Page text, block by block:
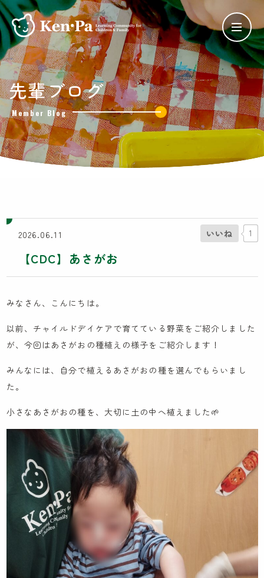
ケンパの保育
ケンパの各園
ケンパ西馬込園
ケンパ高田園
ケンパ池上園
ケンパ井の頭本園・分園
ケンパのNPO活動
Lunch Trip
木とのふれあい
イスラエル研修記
ケンパの採用
IR情報
お問い合わせ
園見学に関するお問い合わせ
採用に関するお問い合わせ
NPO会員専用ページはこちら
お知らせ
先輩職員による先輩ブログ
先輩ブログ
Member Blog
2026.06.11
【CDC】あさがお
いいね 1
みなさん、こんにちは。
以前、チャイルドデイケアで育てている野菜をご紹介しました
が、今回はあさがおの種植えの様子をご紹介します！
みんなには、自分で植えるあさがおの種を選んでもらいまし
た。
小さなあさがおの種を、大切に土の中へ植えました🌱